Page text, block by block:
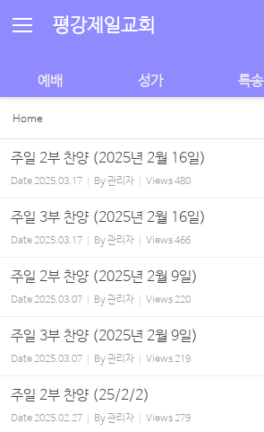
평강제일교회
예배 성가 특송
Home
주일 2부 찬양 (2025년 2월 16일)
Date2025.03.17 By관리자 Views480
주일 3부 찬양 (2025년 2월 16일)
Date2025.03.17 By관리자 Views466
주일 2부 찬양 (2025년 2월 9일)
Date2025.03.07 By관리자 Views220
주일 3부 찬양 (2025년 2월 9일)
Date2025.03.07 By관리자 Views219
주일 2부 찬양 (25/2/2)
Date2025.02.27 By관리자 Views279